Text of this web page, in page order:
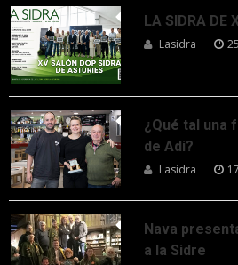
LA SIDRA DE
Lasidra
¿Qué tal una
de Adi?
Lasidra
Nava
a la Sidre